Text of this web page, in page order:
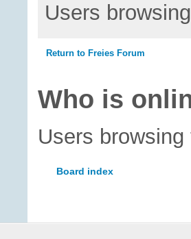
Users
Return to Freies Forum
Who is
Users
Board index